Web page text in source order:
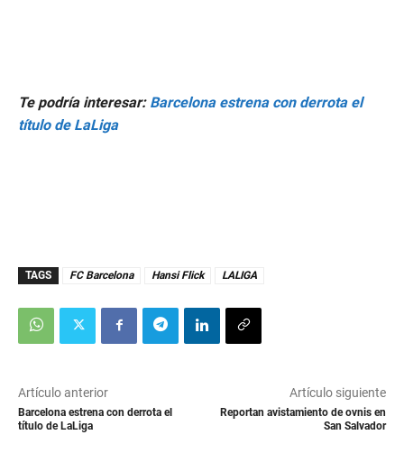
Te podría interesar: Barcelona estrena con derrota el
título de LaLiga
TAGS FC Barcelona Hansi Flick LALIGA
Artículo anterior
Barcelona estrena con derrota el
título de LaLiga
Artículo siguiente
Reportan avistamiento de ovnis en
San Salvador